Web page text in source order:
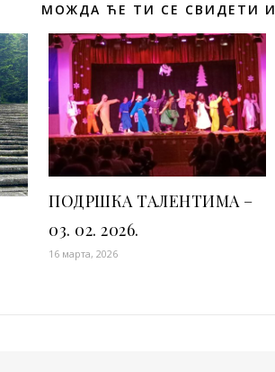
МОЖДА ЋЕ ТИ СЕ СВИДЕТИ И
ПОДРШКА ТАЛЕНТИМА –
03. 02. 2026.
16 марта, 2026